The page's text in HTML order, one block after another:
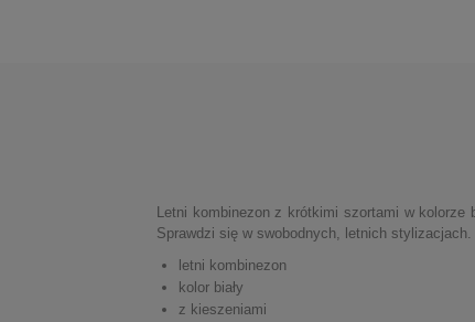
Letni kombinezon z krótkimi szortami w
Sprawdzi się w swobodnych, letnich
letni kombinezon
kolor biały
z kieszeniami